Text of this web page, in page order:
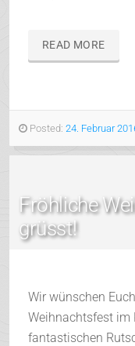
READ MORE
Posted: 24. Februar
Fröhliche
grüsst!
Wir wünschen
Weihnachtsfest im
fantastischen